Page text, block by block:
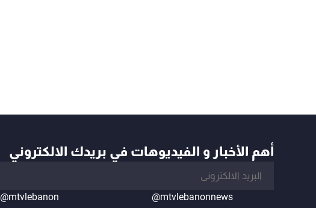
أهم الأخبار و الفيديوهات في بريدك الالكتروني
@mtvlebanonnews
@mtvlebanon